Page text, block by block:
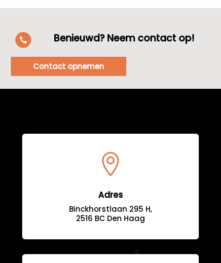
 Benieuwd? Neem contact op!
Contact opnemen

Adres
Binckhorstlaan 295 H,
2516 BC Den Haag